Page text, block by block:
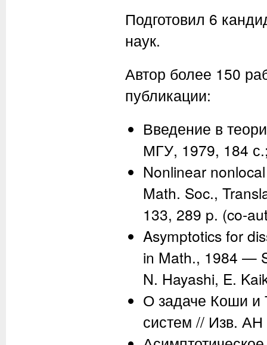
Подготовил 6
наук.
Автор более 150
публикации:
Введение в
МГУ, 1979, 184
Nonlinear
Math. Soc.,
133, 289 p. (co-
Asymptotics for
in Math., 1984 —
N. Hayashi, E.
О задаче Коши и
систем // Изв.